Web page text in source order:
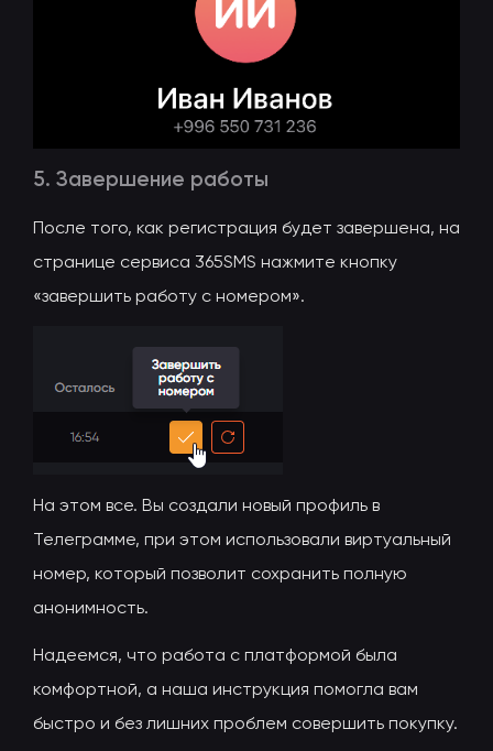
5. Завершение работы
После того, как регистрация будет завершена, на
странице сервиса 365SMS нажмите кнопку
«завершить работу с номером».
На этом все. Вы создали новый профиль в
Телеграмме, при этом использовали виртуальный
номер, который позволит сохранить полную
анонимность.
Надеемся, что работа с платформой была
комфортной, а наша инструкция помогла вам
быстро и без лишних проблем совершить покупку.